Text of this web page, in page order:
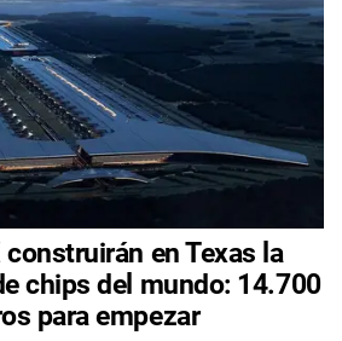
construirán en Texas la
chips del mundo: 14.700
para empezar